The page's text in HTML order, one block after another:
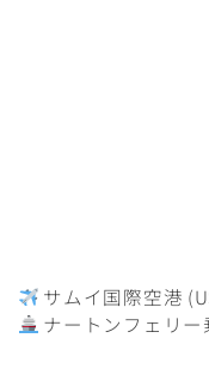
サムイ国際空港
ナートンフェリ